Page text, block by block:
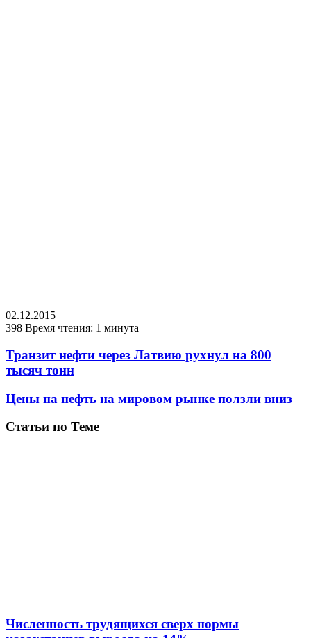
02.12.2015
398 Время чтения: 1 минута
Транзит нефти через Латвию рухнул на 800
тысяч тонн
Цены на нефть на мировом рынке ползли вниз
Статьи по Теме
Численность трудящихся сверх нормы